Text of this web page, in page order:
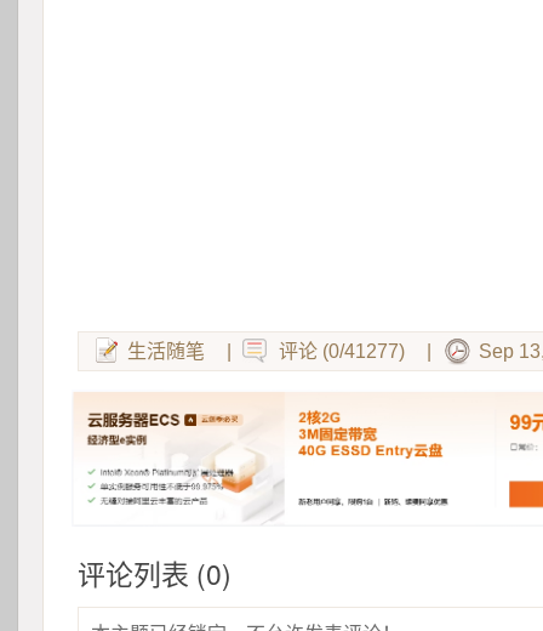
生活随笔 评论 (0/41277) Sep
评论列表 (0)